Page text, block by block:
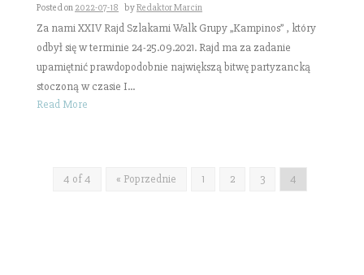
Posted on 2022-07-18 byRedaktor Marcin
Za nami XXIV Rajd Szlakami Walk Grupy „Kampinos” , który
odbył się w terminie 24-25.09.2021. Rajd ma za zadanie
upamiętnić prawdopodobnie największą bitwę partyzancką
stoczoną w czasie I...
Read More
4 of 4 « Poprzednie 1 2 3 4